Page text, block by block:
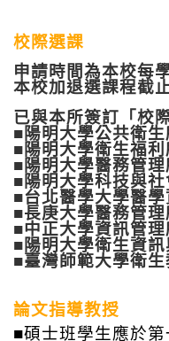
校際選課
申請時間為本校每
本校加退選課程截
已與本所簽訂「校
■陽明大學公共衛生
■陽明大學衛生福利
■陽明大學醫務管理
■陽明大學科技與
■台北醫學大學醫學
■長庚大學醫務管理
■中正大學資訊管理
■陽明大學衛生資
■臺灣師範大學衛生
論文指導教授
■碩士班學生應於